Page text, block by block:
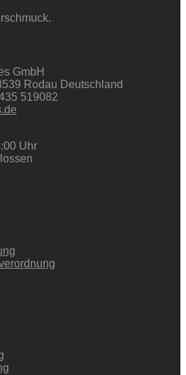
GmbH
Rodau Deutschland
519082
Uhr